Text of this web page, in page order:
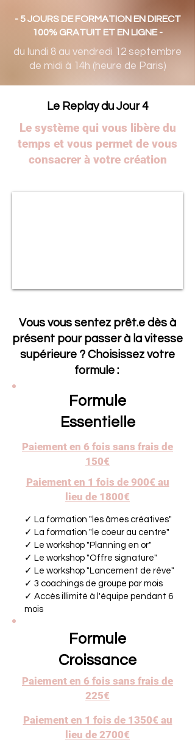
- 5 JOURS DE FORMATION EN DIRECT
100% GRATUIT ET EN LIGNE -
du lundi 8 au vendredi 12 septembre
de midi à 14h (heure de Paris)
Le Replay du Jour 4
Le système qui vous libère du
temps et vous permet de vous
consacrer à votre création
Vous vous sentez prêt.e dès à
présent pour passer à la vitesse
supérieure ? Choisissez votre
formule :
Formule
Essentielle
Paiement en 6 fois sans frais de
150€
Paiement en 1 fois de 900€ au
lieu de 1800€
✓ La formation "les âmes créatives"
✓ La formation "le coeur au centre"
✓ Le workshop "Planning en or"
✓ Le workshop "Offre signature"
✓ Le workshop "Lancement de rêve"
✓ 3 coachings de groupe par mois
✓ Accès illimité à l'équipe pendant 6
mois
Formule
Croissance
Paiement en 6 fois sans frais de
225€
Paiement en 1 fois de 1350€ au
lieu de 2700€